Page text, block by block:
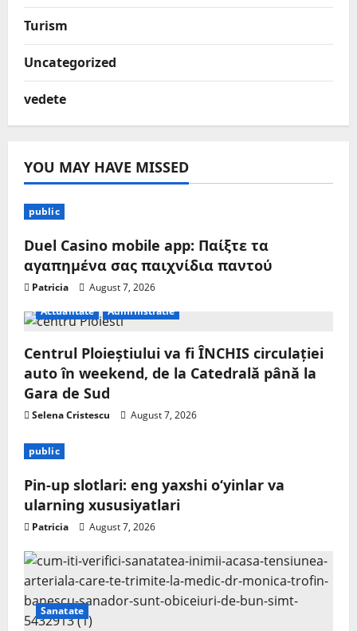
Turism
Uncategorized
vedete
YOU MAY HAVE MISSED
public
Duel Casino mobile app: Παίξτε τα
αγαπημένα σας παιχνίδια παντού
Patricia
August 7, 2026
Actualitate
Administratie
Centrul Ploieștiului va fi ÎNCHIS circulației
auto în weekend, de la Catedrală până la
Gara de Sud
Selena Cristescu August 7, 2026
public
Pin-up slotlari: eng yaxshi o‘yinlar va
ularning xususiyatlari
Patricia August 7, 2026
Sanatate